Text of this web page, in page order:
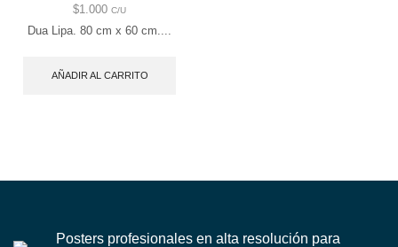
$1.000 C/U
Dua Lipa. 80 cm x 60 cm....
AÑADIR AL CARRITO
Posters profesionales en alta resolución para